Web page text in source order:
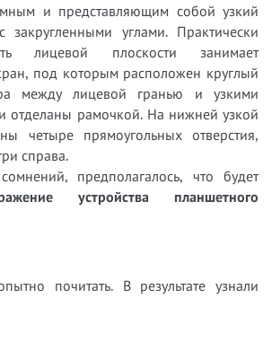
и представляющим собой узкий
закругленными углами. Практически
лицевой плоскости занимает
под которым расположен круглый
между лицевой гранью и узкими
отделаны рамочкой. На нижней узкой
четыре прямоугольных отверстия,
справа.
предполагалось, что будет
устройства планшетного
почитать. В результате узнали